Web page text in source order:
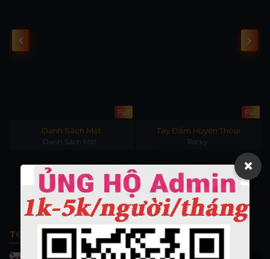
Full
Danh Sách Mật
Danh Sách Mật
Full
Tay Đấm Huyền Thoại
Rocky
TOP PHIM BỘ
×